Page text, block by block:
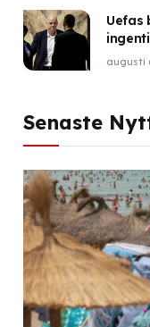
Uefas
augusti
Senaste